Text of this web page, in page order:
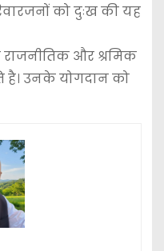
को दुःख की यह
और श्रमिक
है। उनके योगदान को